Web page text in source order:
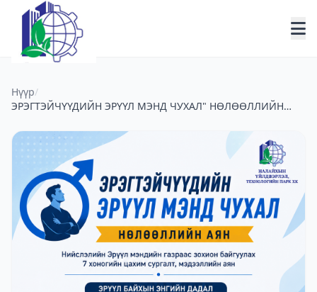
Нүүр/
ЭРЭГТЭЙЧҮҮДИЙН ЭРҮҮЛ МЭНД ЧУХАЛ" НӨЛӨӨЛЛИЙН